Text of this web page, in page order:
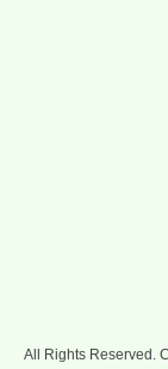
All Rights Reserved.